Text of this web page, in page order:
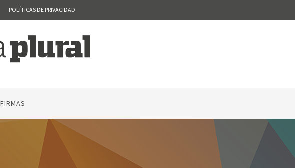
POLÍTICAS DE PRIVACIDAD
FIRMAS